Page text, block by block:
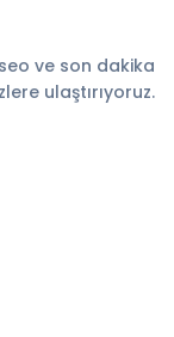
ve son dakika
ulaştırıyoruz.